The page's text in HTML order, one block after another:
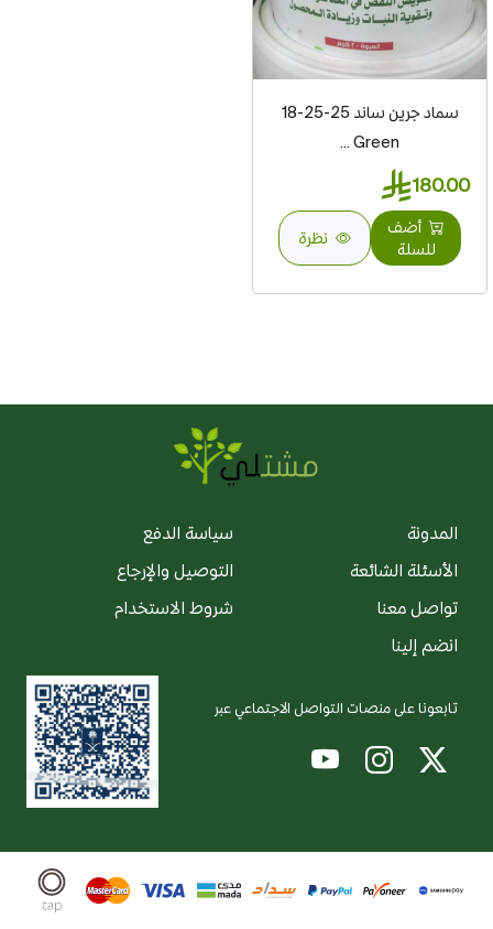
سماد جرين ساند 25-25-18
Green ...
180.00
أضف
للسلة
نظرة
المدونة
الأسئلة الشائعة
تواصل معنا
انضم إلينا
سياسة الدفع
التوصيل والإرجاع
شروط الاستخدام
تابعونا على منصات التواصل الاجتماعي عبر